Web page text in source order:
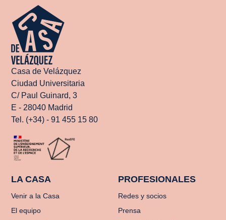
Casa de Velázquez
Ciudad Universitaria
C/ Paul Guinard, 3
E - 28040 Madrid
Tel. (+34) - 91 455 15 80
LA CASA
Venir a la Casa
El equipo
PROFESIONALES
Redes y socios
Prensa